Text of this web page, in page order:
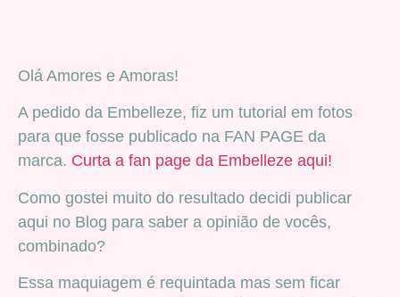
Olá Amores e Amoras!
A pedido da Embelleze, fiz um tutorial em fotos
para que fosse publicado na FAN PAGE da
marca. Curta a fan page da Embelleze aqui!
Como gostei muito do resultado decidi publicar
aqui no Blog para saber a opinião de vocês,
combinado?
Essa maquiagem é requintada mas sem ficar